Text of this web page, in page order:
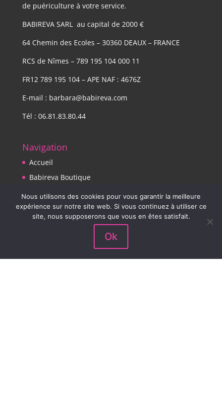
de puériculture à votre service.
BABIREVA SARL au capital de 2000 €
64 Chemin des Ecoles – 30360 DEAUX – FRANCE
RCS de Nîmes – 789 195 104 000 11
FR12 789 195 104 – APE NAF : 4676Z
E-mail : barbara@babireva.com
Tél : 06.81.83.80.44
Navigation
Accueil
Babireva Boutique
Conditions Générales de Ventes
Mon compte
Contact Babireva
Nous utilisons des cookies pour vous garantir la meilleure
expérience sur notre site web. Si vous continuez à utiliser ce
site, nous supposerons que vous en êtes satisfait.
Ok